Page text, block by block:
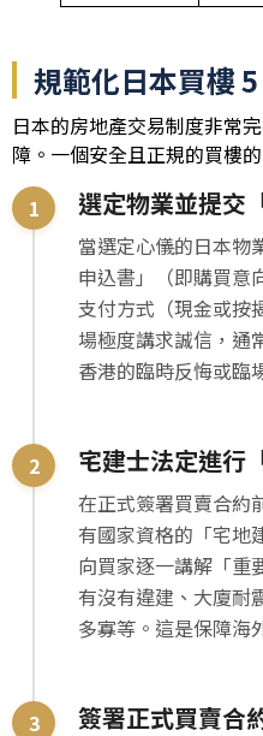
規範化日本買樓
日本的房地產交易制度非常
障。一個安全且正規的買樓
選定物業並提交
當選定心儀的日本物
申込書」（即購買意
支付方式（現金或按
場極度講求誠信，通
香港的臨時反悔或臨
宅建士法定進行
在正式簽署買賣合約
有國家資格的「宅地
向買家逐一講解「重
有沒有違建、大廈耐
多寡等。這是保障海
簽署正式買賣合